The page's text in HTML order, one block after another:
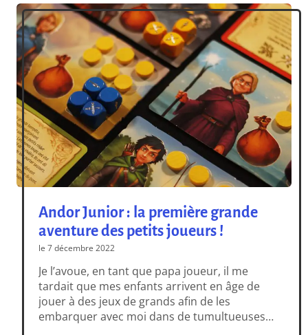
Andor Junior : la première grande
aventure des petits joueurs !
le 7 décembre 2022
Je l’avoue, en tant que papa joueur, il me
tardait que mes enfants arrivent en âge de
jouer à des jeux de grands afin de les
embarquer avec moi dans de tumultueuses